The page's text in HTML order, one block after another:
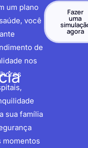
um plano
você
de
nos
sua família
momentos
Fazer
uma
agora